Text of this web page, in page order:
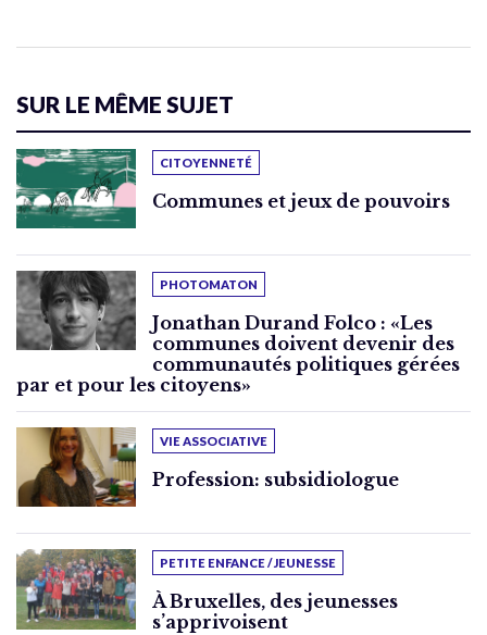
SUR LE MÊME SUJET
CITOYENNETÉ
Communes et jeux de pouvoirs
PHOTOMATON
Jonathan Durand Folco : «Les
communes doivent devenir des
communautés politiques gérées
par et pour les citoyens»
VIE ASSOCIATIVE
Profession: subsidiologue
PETITE ENFANCE / JEUNESSE
À Bruxelles, des jeunesses
s’apprivoisent